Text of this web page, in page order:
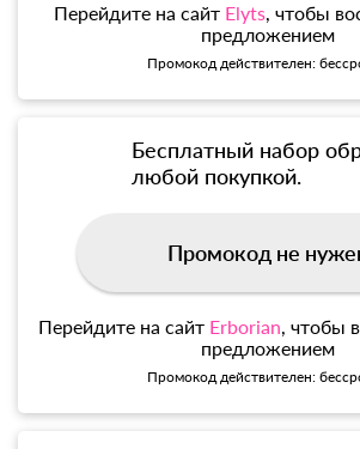
Перейдите на сайт Elyts, чтобы
предложением
Промокод действителен:
Бесплатный набор
любой покупкой.
Промокод не
Перейдите на сайт Erborian, чтобы
предложением
Промокод действителен: